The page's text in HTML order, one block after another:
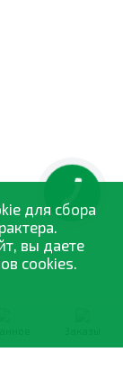
для сбора
вы даете
cookies.